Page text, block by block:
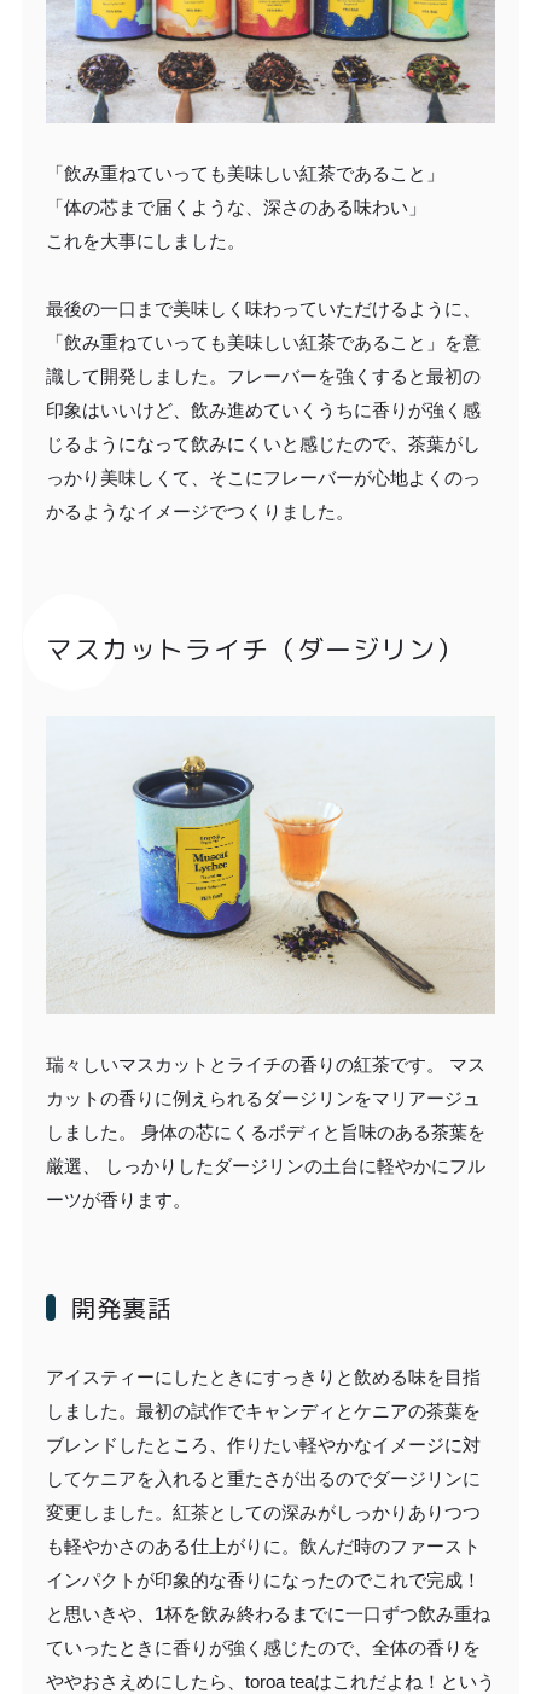
「飲み重ねていっても美味しい紅茶であること」
「体の芯まで届くような、深さのある味わい」
これを大事にしました。
最後の一口まで美味しく味わっていただけるように、
「飲み重ねていっても美味しい紅茶であること」を意
識して開発しました。フレーバーを強くすると最初の
印象はいいけど、飲み進めていくうちに香りが強く感
じるようになって飲みにくいと感じたので、茶葉がし
っかり美味しくて、そこにフレーバーが心地よくのっ
かるようなイメージでつくりました。
マスカットライチ（ダージリン）
瑞々しいマスカットとライチの香りの紅茶です。 マス
カットの香りに例えられるダージリンをマリアージュ
しました。 身体の芯にくるボディと旨味のある茶葉を
厳選、 しっかりしたダージリンの土台に軽やかにフル
ーツが香ります。
開発裏話
アイスティーにしたときにすっきりと飲める味を目指
しました。最初の試作でキャンディとケニアの茶葉を
ブレンドしたところ、作りたい軽やかなイメージに対
してケニアを入れると重たさが出るのでダージリンに
変更しました。紅茶としての深みがしっかりありつつ
も軽やかさのある仕上がりに。飲んだ時のファースト
インパクトが印象的な香りになったのでこれで完成！
と思いきや、1杯を飲み終わるまでに一口ずつ飲み重ね
ていったときに香りが強く感じたので、全体の香りを
ややおさえめにしたら、toroa teaはこれだよね！という